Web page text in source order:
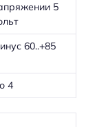
5
60..+85
4